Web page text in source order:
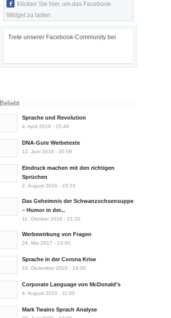
Klicken Sie hier, um das Facebook-
Widget zu laden
Trete unserer Facebook-Community bei
Beliebt
Sprache und Revolution
4. April 2016 - 15:48
DNA-Gute Werbetexte
12. Juni 2016 - 20:59
Eindruck machen mit den richtigen
Sprüchen
2. August 2016 - 23:23
Das Geheimnis der Schwanzochsensuppe
– Humor in der...
11. Oktober 2016 - 21:20
Werbewirkung von Fragen
24. Mai 2017 - 13:00
Sprache in der Corona Krise
16. Dezember 2020 - 14:00
Corporate Language von McDonald’s
4. August 2020 - 11:00
Mark Twains Sprach Analyse